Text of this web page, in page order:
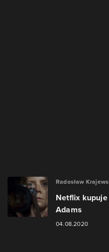
Radosław
Netflix
Adams
04.08.2020